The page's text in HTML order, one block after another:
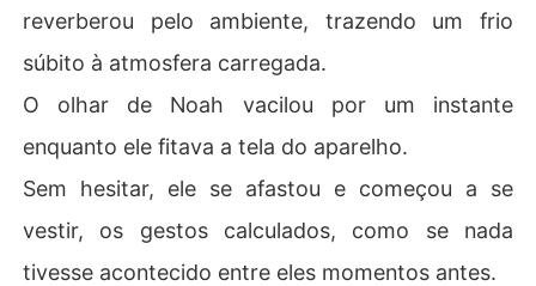
reverberou pelo ambiente, trazendo um frio
súbito à atmosfera carregada.
O olhar de Noah vacilou por um instante
enquanto ele fitava a tela do aparelho.
Sem hesitar, ele se afastou e começou a se
vestir, os gestos calculados, como se nada
tivesse acontecido entre eles momentos antes.